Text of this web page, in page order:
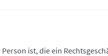
ist, die ein